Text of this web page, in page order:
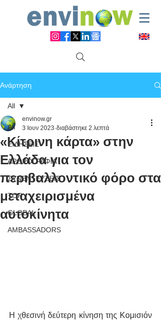
Ανάρτηση
All
ΕΙΔΗΣΕΙΣ
ΑΡΘΡΟΓΡΑΦΙΑ
ΣΥΝΕΝΤΕΥΞΕΙΣ
TOP
GLOBAL
AMBASSADORS
All
«Κίτρινη κάρτα» στην
Ελλάδα για τον
περιβαλλοντικό φόρο στα
μεταχειρισμένα
αυτοκίνητα
envinow.gr
3 Ιουν 2023 διαβάστηκε 2 λεπτά
Η χθεσινή δεύτερη κίνηση της Κομισιόν